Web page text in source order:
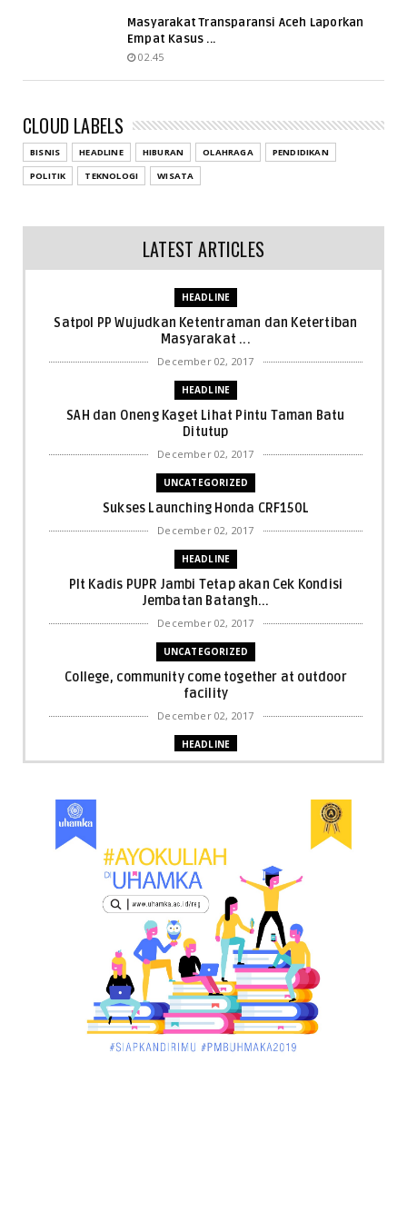
Masyarakat Transparansi Aceh Laporkan
Empat Kasus ...
02.45
CLOUD LABELS
BISNIS HEADLINE HIBURAN OLAHRAGA
PENDIDIKAN
POLITIK
TEKNOLOGI WISATA
LATEST ARTICLES
HEADLINE
Satpol PP Wujudkan Ketentraman dan Ketertiban
Masyarakat ...
December 02, 2017
HEADLINE
SAH dan Oneng Kaget Lihat Pintu Taman Batu
Ditutup
December 02, 2017
UNCATEGORIZED
Sukses Launching Honda CRF150L
December 02, 2017
HEADLINE
Plt Kadis PUPR Jambi Tetap akan Cek Kondisi
Jembatan Batangh...
December 02, 2017
UNCATEGORIZED
College, community come together at outdoor
facility
December 02, 2017
HEADLINE
Dua Pria di Kandis Dibekuk Sat Narkoba Polres
Siak
December 02, 2017
UNCATEGORIZED
Miris, Bocah 5 Tahun Tenggelam di Hadapan
Ibunya
December 02, 2017
UNCATEGORIZED
Pekan Ini, Dua Emiten Catatkan Obligasi Rp1, 45
Triliun